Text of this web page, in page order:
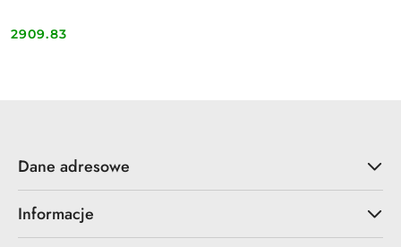
Cena:
2909.83
Dane adresowe
Informacje